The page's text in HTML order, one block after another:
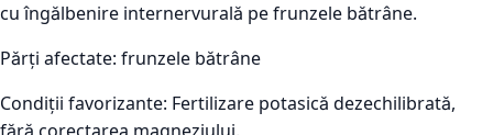
cu îngălbenire internervurală pe frunzele bătrâne.
Părți afectate: frunzele bătrâne
Condiții favorizante: Fertilizare potasică dezechilibrată,